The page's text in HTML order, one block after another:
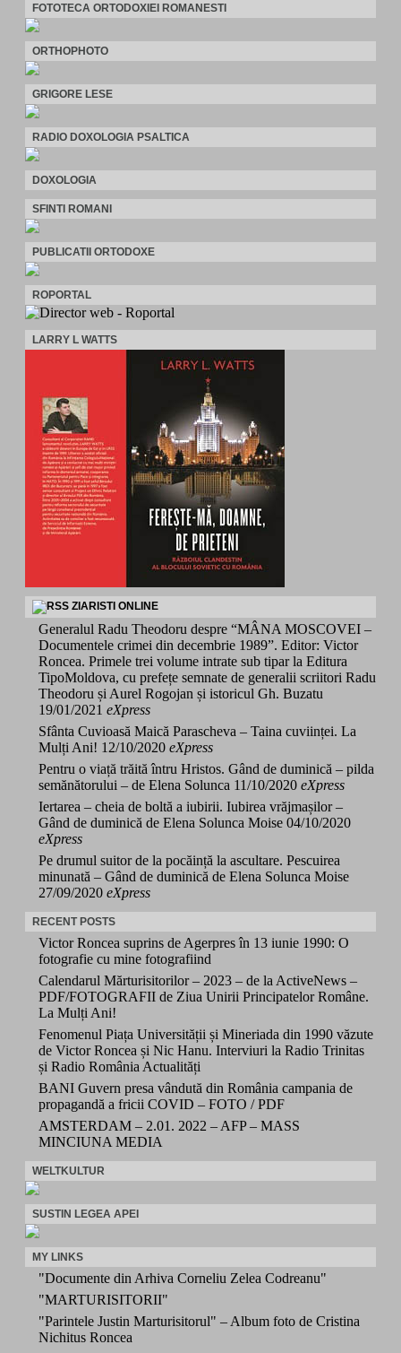
FOTOTECA ORTODOXIEI ROMANESTI
ORTHOPHOTO
GRIGORE LESE
RADIO DOXOLOGIA PSALTICA
DOXOLOGIA
SFINTI ROMANI
PUBLICATII ORTODOXE
ROPORTAL
LARRY L WATTS
ZIARISTI ONLINE
Generalul Radu Theodoru despre “MÂNA MOSCOVEI –
Documentele crimei din decembrie 1989”. Editor: Victor
Roncea. Primele trei volume intrate sub tipar la Editura
TipoMoldova, cu prefețe semnate de generalii scriitori Radu
Theodoru și Aurel Rogojan și istoricul Gh. Buzatu
19/01/2021 eXpress
Sfânta Cuvioasă Maică Parascheva – Taina cuviinței. La
Mulți Ani! 12/10/2020 eXpress
Pentru o viață trăită întru Hristos. Gând de duminică – pilda
semănătorului – de Elena Solunca 11/10/2020 eXpress
Iertarea – cheia de boltă a iubirii. Iubirea vrăjmașilor –
Gând de duminică de Elena Solunca Moise 04/10/2020
eXpress
Pe drumul suitor de la pocăință la ascultare. Pescuirea
minunată – Gând de duminică de Elena Solunca Moise
27/09/2020 eXpress
RECENT POSTS
Victor Roncea suprins de Agerpres în 13 iunie 1990: O
fotografie cu mine fotografiind
Calendarul Mărturisitorilor – 2023 – de la ActiveNews –
PDF/FOTOGRAFII de Ziua Unirii Principatelor Române.
La Mulți Ani!
Fenomenul Piața Universității și Mineriada din 1990 văzute
de Victor Roncea și Nic Hanu. Interviuri la Radio Trinitas
și Radio România Actualități
BANI Guvern presa vândută din România campania de
propagandă a fricii COVID – FOTO / PDF
AMSTERDAM – 2.01. 2022 – AFP – MASS
MINCIUNA MEDIA
WELTKULTUR
SUSTIN LEGEA APEI
MY LINKS
"Documente din Arhiva Corneliu Zelea Codreanu"
"MARTURISITORII"
"Parintele Justin Marturisitorul" – Album foto de Cristina
Nichitus Roncea